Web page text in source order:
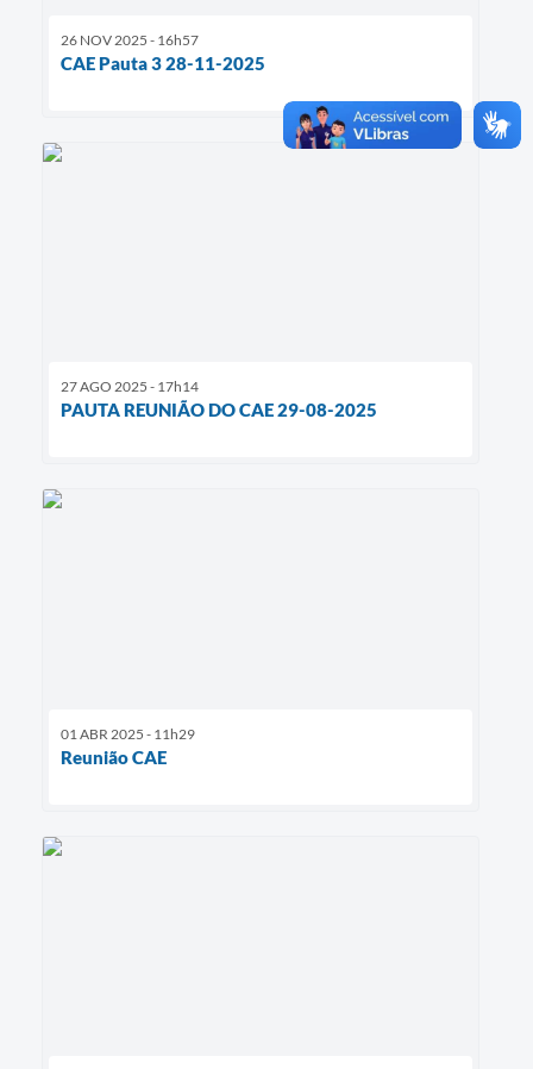
26 NOV 2025 - 16h57
CAE Pauta 3 28-11-2025
27 AGO 2025 - 17h14
PAUTA REUNIÃO DO CAE 29-08-2025
01 ABR 2025 - 11h29
Reunião CAE